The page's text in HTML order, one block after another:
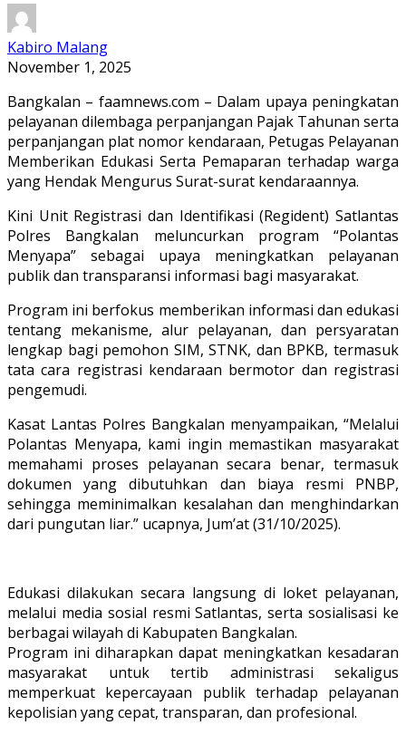
Kabiro Malang
November 1, 2025
Bangkalan – faamnews.com – Dalam upaya peningkatan
pelayanan dilembaga perpanjangan Pajak Tahunan serta
perpanjangan plat nomor kendaraan, Petugas Pelayanan
Memberikan Edukasi Serta Pemaparan terhadap warga
yang Hendak Mengurus Surat-surat kendaraannya.
Kini Unit Registrasi dan Identifikasi (Regident) Satlantas
Polres Bangkalan meluncurkan program “Polantas
Menyapa” sebagai upaya meningkatkan pelayanan
publik dan transparansi informasi bagi masyarakat.
Program ini berfokus memberikan informasi dan edukasi
tentang mekanisme, alur pelayanan, dan persyaratan
lengkap bagi pemohon SIM, STNK, dan BPKB, termasuk
tata cara registrasi kendaraan bermotor dan registrasi
pengemudi.
Kasat Lantas Polres Bangkalan menyampaikan, “Melalui
Polantas Menyapa, kami ingin memastikan masyarakat
memahami proses pelayanan secara benar, termasuk
dokumen yang dibutuhkan dan biaya resmi PNBP,
sehingga meminimalkan kesalahan dan menghindarkan
dari pungutan liar.” ucapnya, Jum’at (31/10/2025).
Edukasi dilakukan secara langsung di loket pelayanan,
melalui media sosial resmi Satlantas, serta sosialisasi ke
berbagai wilayah di Kabupaten Bangkalan.
Program ini diharapkan dapat meningkatkan kesadaran
masyarakat untuk tertib administrasi sekaligus
memperkuat kepercayaan publik terhadap pelayanan
kepolisian yang cepat, transparan, dan profesional.